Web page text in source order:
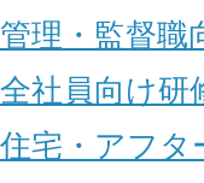
管理・監督職
全社員向け研
住宅・アフタ